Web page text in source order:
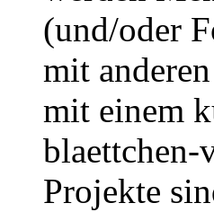
(und/oder
mit
mit einem
Projekte